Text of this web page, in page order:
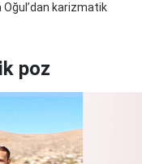
Oğul’dan karizmatik
poz